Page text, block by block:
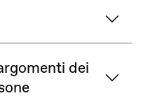
dei